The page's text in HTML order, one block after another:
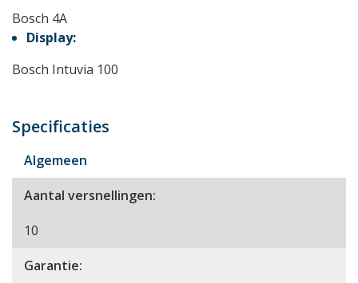
Bosch 4A
Display:
Bosch Intuvia 100
Specificaties
Algemeen
Aantal versnellingen:
10
Garantie: